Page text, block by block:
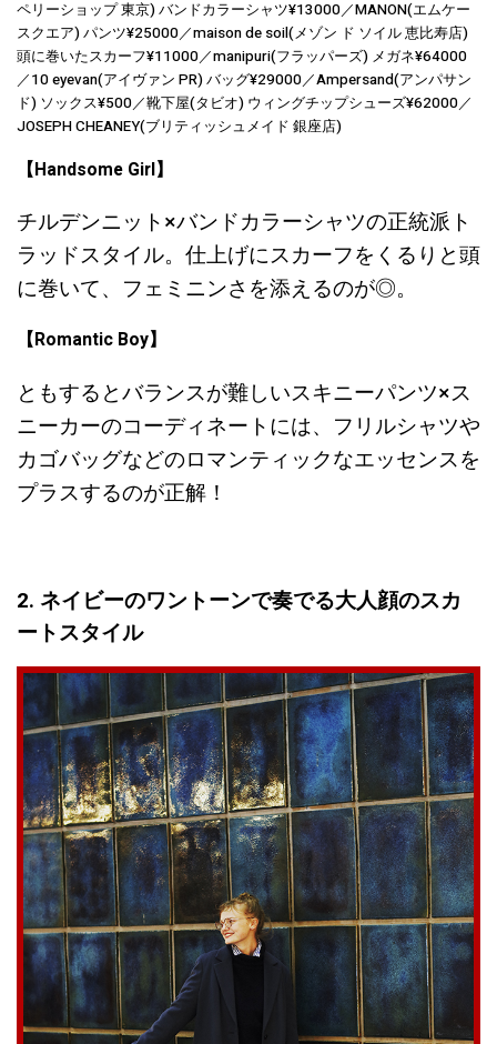
ペリーショップ 東京) バンドカラーシャツ¥13000／MANON(エムケー
スクエア) パンツ¥25000／maison de soil(メゾン ド ソイル 恵比寿店)
頭に巻いたスカーフ¥11000／manipuri(フラッパーズ) メガネ¥64000
／10 eyevan(アイヴァン PR) バッグ¥29000／Ampersand(アンパサン
ド) ソックス¥500／靴下屋(タビオ) ウィングチップシューズ¥62000／
JOSEPH CHEANEY(ブリティッシュメイド 銀座店)
【Handsome Girl】
チルデンニット×バンドカラーシャツの正統派ト
ラッドスタイル。仕上げにスカーフをくるりと頭
に巻いて、フェミニンさを添えるのが◎。
【Romantic Boy】
ともするとバランスが難しいスキニーパンツ×ス
ニーカーのコーディネートには、フリルシャツや
カゴバッグなどのロマンティックなエッセンスを
プラスするのが正解！
2. ネイビーのワントーンで奏でる大人顔のスカ
ートスタイル